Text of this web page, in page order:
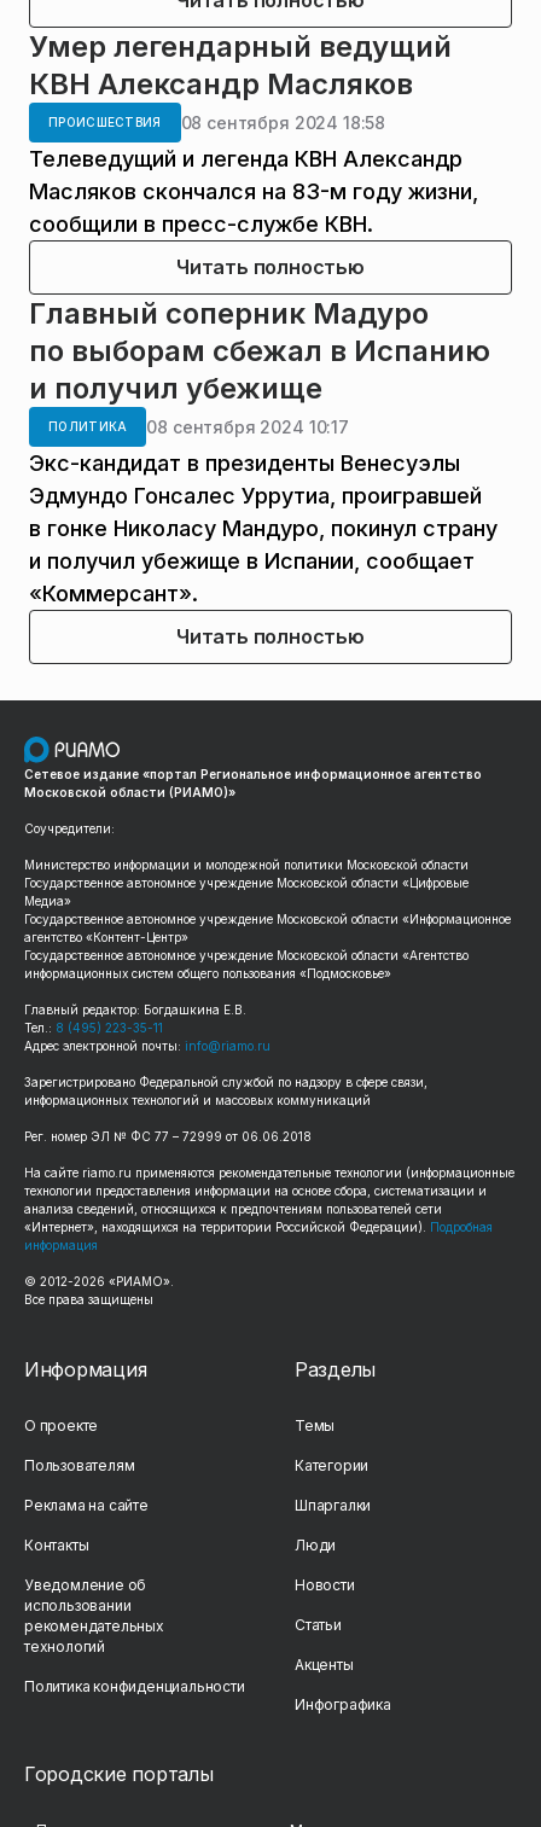
Умер легендарный ведущий
КВН Александр Масляков
ПРОИСШЕСТВИЯ 08 сентября 2024 18:58
Телеведущий и легенда КВН Александр
Масляков скончался на 83-м году жизни,
сообщили в пресс-службе КВН.
Читать полностью
Главный соперник Мадуро
по выборам сбежал в Испанию
и получил убежище
ПОЛИТИКА 08 сентября 2024 10:17
Экс-кандидат в президенты Венесуэлы
Эдмундо Гонсалес Уррутиа, проигравшей
в гонке Николасу Мандуро, покинул страну
и получил убежище в Испании, сообщает
«Коммерсант».
Читать полностью
Сетевое издание «портал Региональное информационное агентство
Московской области (РИАМО)»
Соучредители:
Министерство информации и молодежной политики Московской области
Государственное автономное учреждение Московской области «Цифровые
Медиа»
Государственное автономное учреждение Московской области «Информационное
агентство «Контент-Центр»
Государственное автономное учреждение Московской области «Агентство
информационных систем общего пользования «Подмосковье»
Главный редактор: Богдашкина Е.В.
Тел.: 8 (495) 223-35-11
Адрес электронной почты: info@riamo.ru
Зарегистрировано Федеральной службой по надзору в сфере связи,
информационных технологий и массовых коммуникаций
Рег. номер ЭЛ № ФС 77 – 72999 от 06.06.2018
На сайте riamo.ru применяются рекомендательные технологии (информационные
технологии предоставления информации на основе сбора, систематизации и
анализа сведений, относящихся к предпочтениям пользователей сети
«Интернет», находящихся на территории Российской Федерации). Подробная
информация
© 2012-2026 «РИАМО».
Все права защищены
Информация
О проекте
Пользователям
Реклама на сайте
Контакты
Уведомление об
использовании
рекомендательных
технологий
Политика конфиденциальности
Разделы
Темы
Категории
Шпаргалки
Люди
Новости
Статьи
Акценты
Инфографика
Городские порталы